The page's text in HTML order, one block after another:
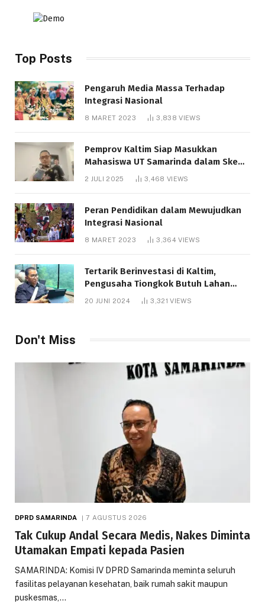
Top Posts
Pengaruh Media Massa Terhadap
Integrasi Nasional
8 MARET 2023 3,838VIEWS
Pemprov Kaltim Siap Masukkan
Mahasiswa UT Samarinda dalam Skema
Bantuan Pendidikan Gratispol
2 JULI 2025 3,468 VIEWS
Peran Pendidikan dalam Mewujudkan
Integrasi Nasional
8 MARET 2023 3,364VIEWS
Tertarik Berinvestasi di Kaltim,
Pengusaha Tiongkok Butuh Lahan
1.000 Hektare
20 JUNI 2024 3,321VIEWS
Don't Miss
DPRD SAMARINDA 7 AGUSTUS 2026
Tak Cukup Andal Secara Medis, Nakes Diminta
Utamakan Empati kepada Pasien
SAMARINDA: Komisi IV DPRD Samarinda meminta seluruh
fasilitas pelayanan kesehatan, baik rumah sakit maupun
puskesmas,…